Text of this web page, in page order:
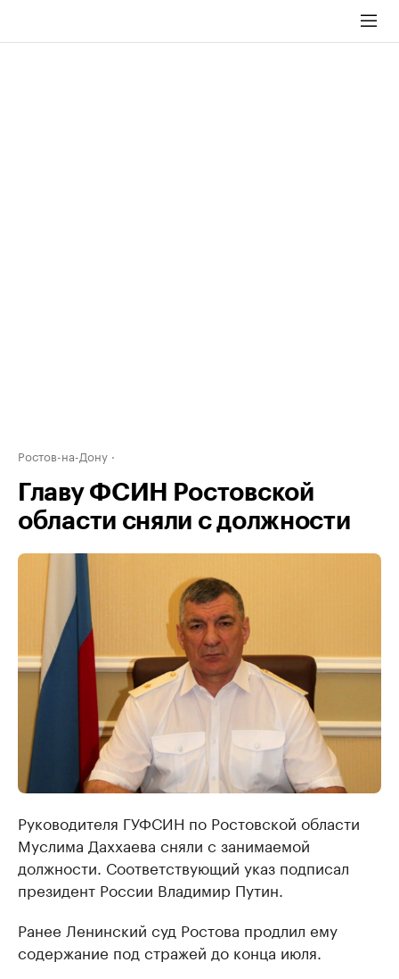
Ростов-на-Дону
Главу ФСИН Ростовской
области сняли с должности
Руководителя ГУФСИН по Ростовской области
Муслима Даххаева сняли с занимаемой
должности. Соответствующий указ подписал
президент России Владимир Путин.
Ранее Ленинский суд Ростова продлил ему
содержание под стражей до конца июля.